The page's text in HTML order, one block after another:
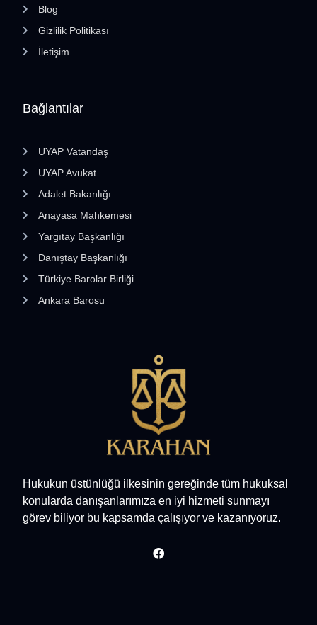
Hukukun üstünlüğü ilkesinin gereğinde tüm hukuksal
konularda danışanlarımıza en iyi hizmeti sunmayı
görev biliyor bu kapsamda çalışıyor ve kazanıyoruz.
Bağlantılar
UYAP Vatandaş
UYAP Avukat
Adalet Bakanlığı
Anayasa Mahkemesi
Yargıtay Başkanlığı
Danıştay Başkanlığı
Türkiye Barolar Birliği
Ankara Barosu
Blog
Gizlilik Politikası
İletişim